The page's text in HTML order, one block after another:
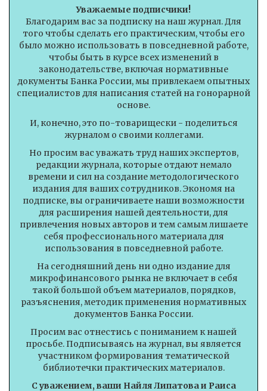
Уважаемые подписчики!
Благодарим вас за подписку на наш журнал. Для
того чтобы сделать его практическим, чтобы его
было можно использовать в повседневной работе,
чтобы быть в курсе всех изменений в
законодательстве, включая нормативные
документы Банка России, мы привлекаем опытных
специалистов для написания статей на гонорарной
основе.
И, конечно, это по-товарищески - поделиться
журналом о своими коллегами.
Но просим вас уважать труд наших экспертов,
редакции журнала, которые отдают немало
времени и сил на создание методологического
издания для ваших сотрудников. Экономя на
подписке, вы ограничиваете наши возможности
для расширения нашей деятельности, для
привлечения новых авторов и тем самым лишаете
себя профессионального материала для
использования в повседневной работе.
На сегодняшний день ни одно издание для
микрофинансового рынка не включает в себя
такой большой объем материалов, порядков,
разъяснения, методик применения нормативных
документов Банка России.
Просим вас отнестись с пониманием к нашей
просьбе. Подписываясь на журнал, вы является
участником формирования тематической
библиотечки практических материалов.
С уважением, ваши Найля Липатова и Раиса